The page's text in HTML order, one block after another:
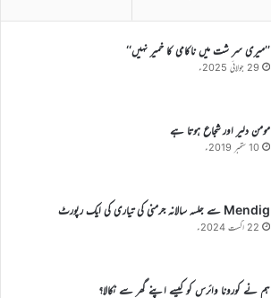
’’میری سر شت میں ناکامی کا خمیر نہیں‘‘
29 جولائی 2025ء
مومن دلیر اور شجاع ہوتا ہے
10 ستمبر 2019ء
Mendig سے جلسہ سالانہ جرمنی کی تیاری کی ایک رپورٹ
22 اگست 2024ء
ہم نے کورونا وائرس کو کیسے اپنے گھر سے نکالا؟